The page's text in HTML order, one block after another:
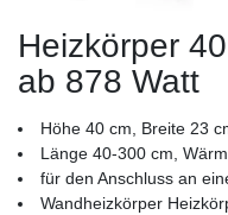
Heizkörper
ab 878 Watt
Höhe 40 cm, Breite 23
Länge 40-300 cm,
für den Anschluss an
Wandheizkörper